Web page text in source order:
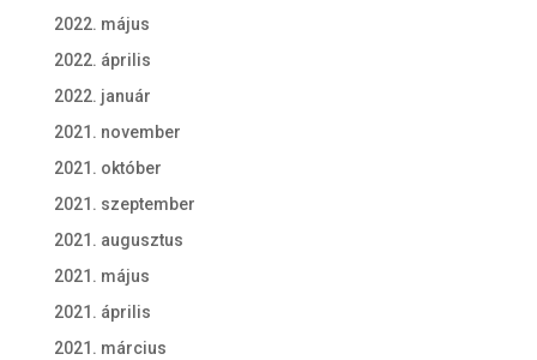
2022. május
2022. április
2022. január
2021. november
2021. október
2021. szeptember
2021. augusztus
2021. május
2021. április
2021. március